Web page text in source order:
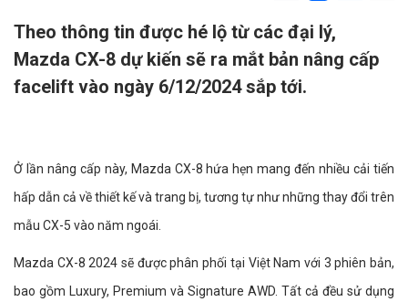
Theo thông tin được hé lộ từ các đại lý,
Mazda CX-8 dự kiến sẽ ra mắt bản nâng cấp
facelift vào ngày 6/12/2024 sắp tới.
Ở lần nâng cấp này, Mazda CX-8 hứa hẹn mang đến nhiều cải tiến
hấp dẫn cả về thiết kế và trang bị, tương tự như những thay đổi trên
mẫu CX-5 vào năm ngoái.
Mazda CX-8 2024 sẽ được phân phối tại Việt Nam với 3 phiên bản,
bao gồm Luxury, Premium và Signature AWD. Tất cả đều sử dụng